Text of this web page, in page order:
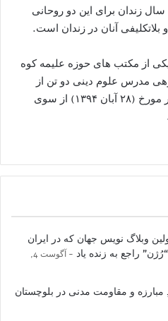
زندان برای این دو روحانی
آنان در زندان است.
از مکتب های حوزه علیمه کوه
مدرس علوم دینی دو تن از
روحانیون منطقه سرباز اند که در مورخ (۲۸ آبان ۱۳۹۴) از سوی
وبلاگ نویس جهان که در ایران
راجع به زنده یاد
آگوست 4,
مبارزه و مقاومت مدنی در بلوچستان